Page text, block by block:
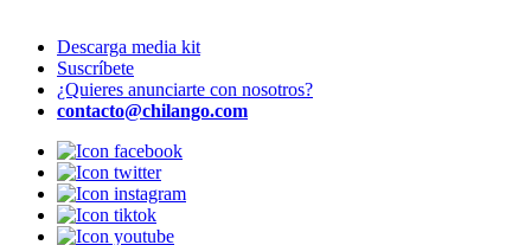
Descarga media kit
Suscríbete
¿Quieres anunciarte con nosotros?
contacto@chilango.com